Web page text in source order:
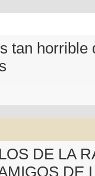
tan horrible
DE LA
DE